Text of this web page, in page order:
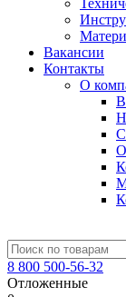
Вакансии
Контакты
О
8 800 500-56-32
Отложенные